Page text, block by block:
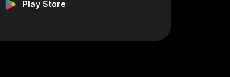
Play Store